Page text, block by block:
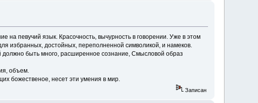
на певучий язык. Красочность, вычурность в говорении. Уже в этом
избранных, достойных, переполненной символикой, и намеков.
быть много, расширенное сознание, Смысловой образ
объем.
божественое, несет эти умения в мир.
Записан